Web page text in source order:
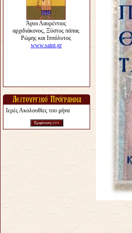
Ιερές Ακολουθίες του μήνα